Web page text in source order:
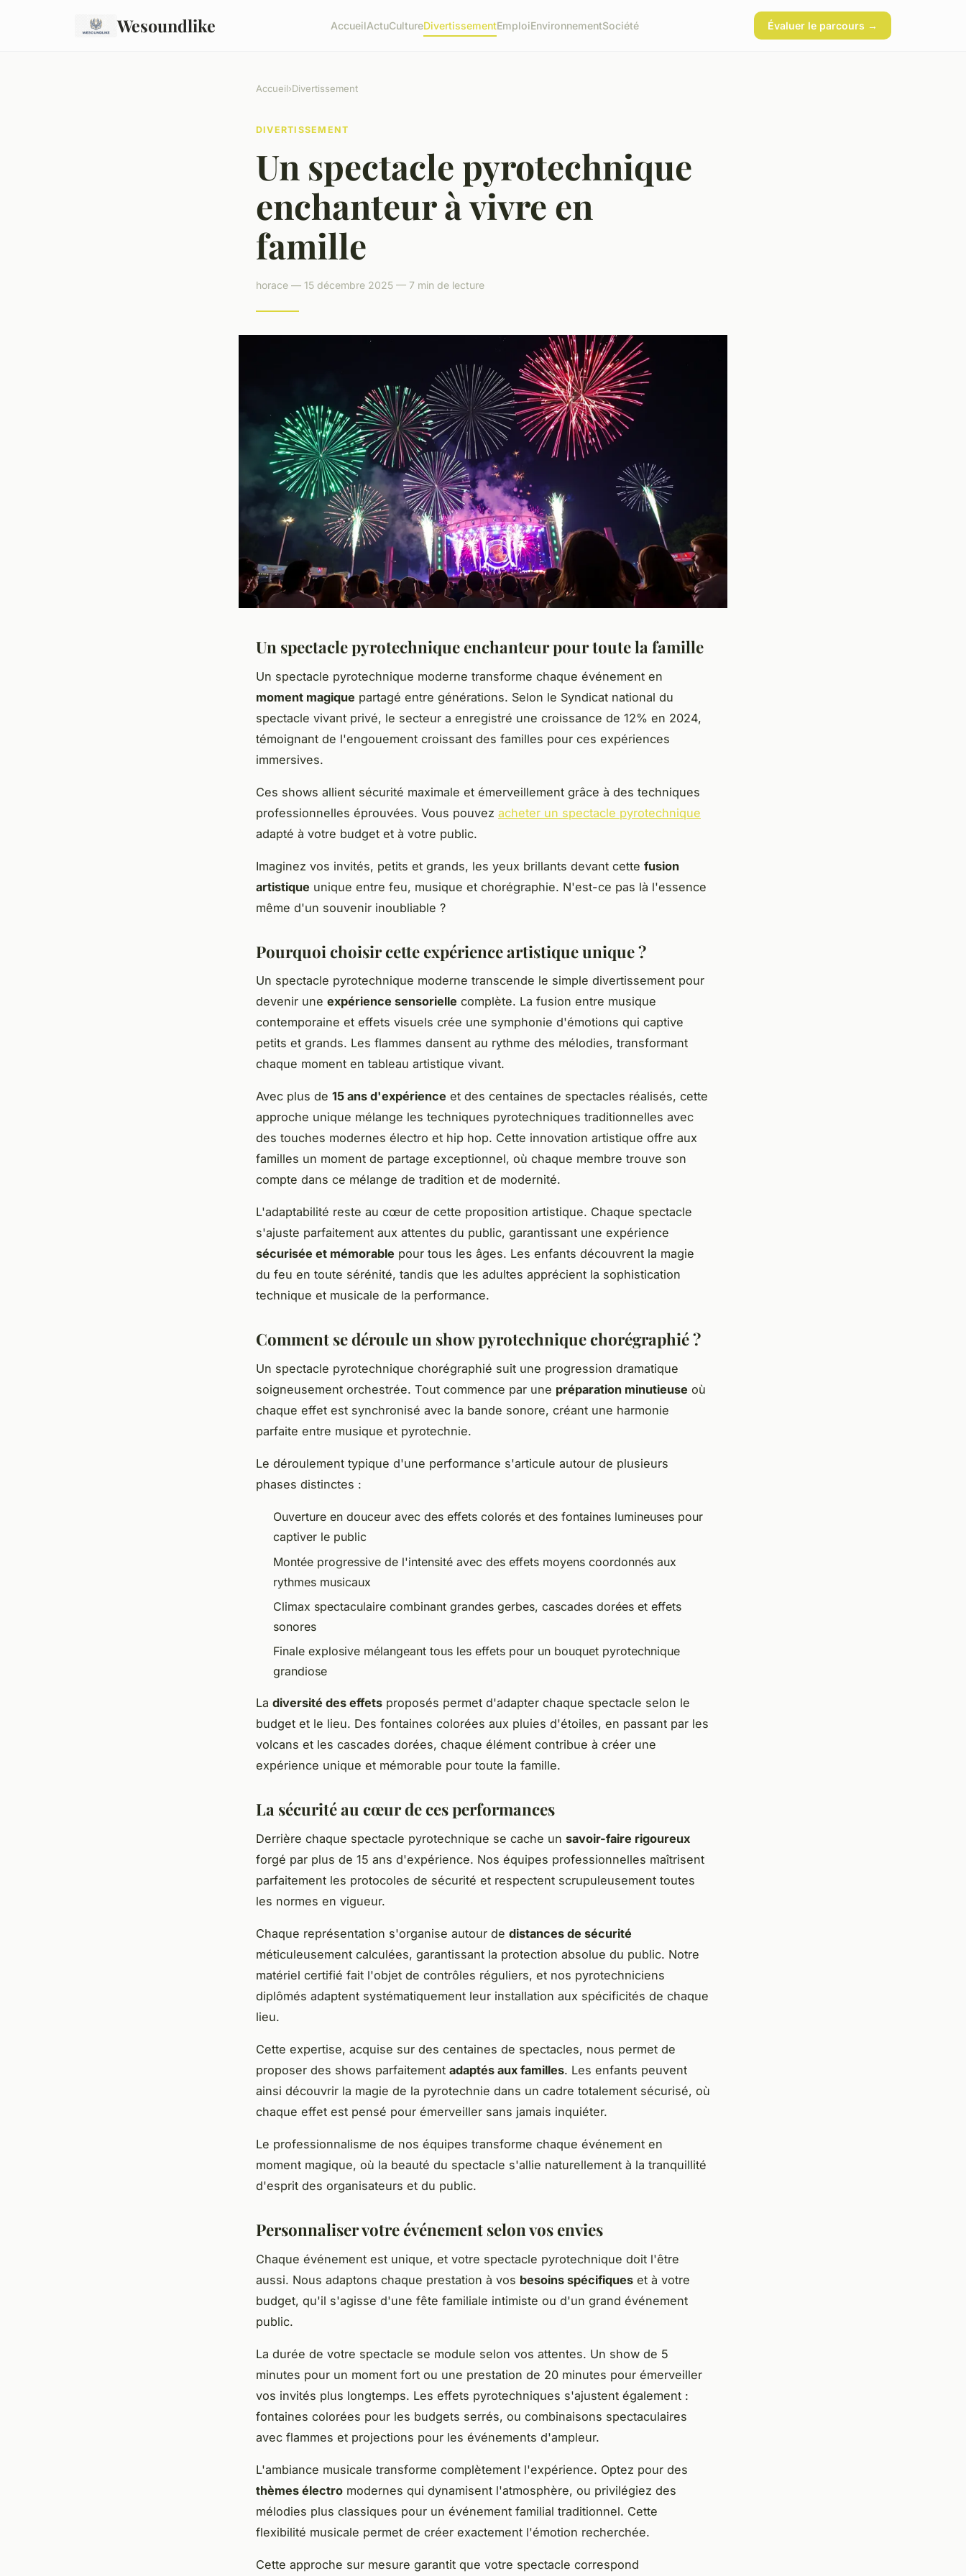
Wesoundlike AccueilActuCultureDivertissementEmploiEnvironnementSociété Évaluer le parcours →
Accueil›Divertissement
DIVERTISSEMENT
Un spectacle pyrotechnique
enchanteur à vivre en
famille
horace — 15 décembre 2025 — 7 min de lecture
Un spectacle pyrotechnique enchanteur pour toute la famille
Un spectacle pyrotechnique moderne transforme chaque événement en
moment magique partagé entre générations. Selon le Syndicat national du
spectacle vivant privé, le secteur a enregistré une croissance de 12% en 2024,
témoignant de l'engouement croissant des familles pour ces expériences
immersives.
Ces shows allient sécurité maximale et émerveillement grâce à des techniques
professionnelles éprouvées. Vous pouvez acheter un spectacle pyrotechnique
adapté à votre budget et à votre public.
Imaginez vos invités, petits et grands, les yeux brillants devant cette fusion
artistique unique entre feu, musique et chorégraphie. N'est-ce pas là l'essence
même d'un souvenir inoubliable ?
Pourquoi choisir cette expérience artistique unique ?
Un spectacle pyrotechnique moderne transcende le simple divertissement pour
devenir une expérience sensorielle complète. La fusion entre musique
contemporaine et effets visuels crée une symphonie d'émotions qui captive
petits et grands. Les flammes dansent au rythme des mélodies, transformant
chaque moment en tableau artistique vivant.
Avec plus de 15 ans d'expérience et des centaines de spectacles réalisés, cette
approche unique mélange les techniques pyrotechniques traditionnelles avec
des touches modernes électro et hip hop. Cette innovation artistique offre aux
familles un moment de partage exceptionnel, où chaque membre trouve son
compte dans ce mélange de tradition et de modernité.
L'adaptabilité reste au cœur de cette proposition artistique. Chaque spectacle
s'ajuste parfaitement aux attentes du public, garantissant une expérience
sécurisée et mémorable pour tous les âges. Les enfants découvrent la magie
du feu en toute sérénité, tandis que les adultes apprécient la sophistication
technique et musicale de la performance.
Comment se déroule un show pyrotechnique chorégraphié ?
Un spectacle pyrotechnique chorégraphié suit une progression dramatique
soigneusement orchestrée. Tout commence par une préparation minutieuse où
chaque effet est synchronisé avec la bande sonore, créant une harmonie
parfaite entre musique et pyrotechnie.
Le déroulement typique d'une performance s'articule autour de plusieurs
phases distinctes :
Ouverture en douceur avec des effets colorés et des fontaines lumineuses pour
captiver le public
Montée progressive de l'intensité avec des effets moyens coordonnés aux
rythmes musicaux
Climax spectaculaire combinant grandes gerbes, cascades dorées et effets
sonores
Finale explosive mélangeant tous les effets pour un bouquet pyrotechnique
grandiose
La diversité des effets proposés permet d'adapter chaque spectacle selon le
budget et le lieu. Des fontaines colorées aux pluies d'étoiles, en passant par les
volcans et les cascades dorées, chaque élément contribue à créer une
expérience unique et mémorable pour toute la famille.
La sécurité au cœur de ces performances
Derrière chaque spectacle pyrotechnique se cache un savoir-faire rigoureux
forgé par plus de 15 ans d'expérience. Nos équipes professionnelles maîtrisent
parfaitement les protocoles de sécurité et respectent scrupuleusement toutes
les normes en vigueur.
Chaque représentation s'organise autour de distances de sécurité
méticuleusement calculées, garantissant la protection absolue du public. Notre
matériel certifié fait l'objet de contrôles réguliers, et nos pyrotechniciens
diplômés adaptent systématiquement leur installation aux spécificités de chaque
lieu.
Cette expertise, acquise sur des centaines de spectacles, nous permet de
proposer des shows parfaitement adaptés aux familles. Les enfants peuvent
ainsi découvrir la magie de la pyrotechnie dans un cadre totalement sécurisé, où
chaque effet est pensé pour émerveiller sans jamais inquiéter.
Le professionnalisme de nos équipes transforme chaque événement en
moment magique, où la beauté du spectacle s'allie naturellement à la tranquillité
d'esprit des organisateurs et du public.
Personnaliser votre événement selon vos envies
Chaque événement est unique, et votre spectacle pyrotechnique doit l'être
aussi. Nous adaptons chaque prestation à vos besoins spécifiques et à votre
budget, qu'il s'agisse d'une fête familiale intimiste ou d'un grand événement
public.
La durée de votre spectacle se module selon vos attentes. Un show de 5
minutes pour un moment fort ou une prestation de 20 minutes pour émerveiller
vos invités plus longtemps. Les effets pyrotechniques s'ajustent également :
fontaines colorées pour les budgets serrés, ou combinaisons spectaculaires
avec flammes et projections pour les événements d'ampleur.
L'ambiance musicale transforme complètement l'expérience. Optez pour des
thèmes électro modernes qui dynamisent l'atmosphère, ou privilégiez des
mélodies plus classiques pour un événement familial traditionnel. Cette
flexibilité musicale permet de créer exactement l'émotion recherchée.
Cette approche sur mesure garantit que votre spectacle correspond